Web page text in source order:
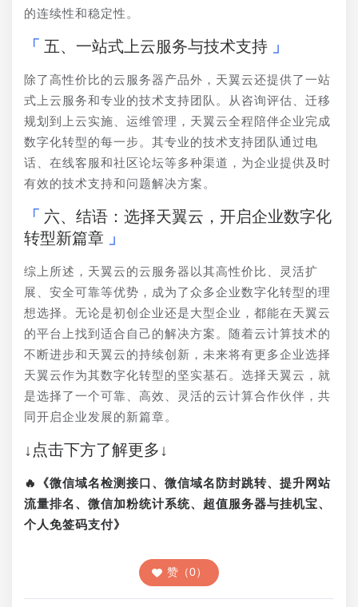
的连续性和稳定性。
五、一站式上云服务与技术支持
除了高性价比的云服务器产品外，天翼云还提供了一站
式上云服务和专业的技术支持团队。从咨询评估、迁移
规划到上云实施、运维管理，天翼云全程陪伴企业完成
数字化转型的每一步。其专业的技术支持团队通过电
话、在线客服和社区论坛等多种渠道，为企业提供及时
有效的技术支持和问题解决方案。
六、结语：选择天翼云，开启企业数字化
转型新篇章
综上所述，天翼云的云服务器以其高性价比、灵活扩
展、安全可靠等优势，成为了众多企业数字化转型的理
想选择。无论是初创企业还是大型企业，都能在天翼云
的平台上找到适合自己的解决方案。随着云计算技术的
不断进步和天翼云的持续创新，未来将有更多企业选择
天翼云作为其数字化转型的坚实基石。选择天翼云，就
是选择了一个可靠、高效、灵活的云计算合作伙伴，共
同开启企业发展的新篇章。
↓点击下方了解更多↓
🔥《微信域名检测接口、微信域名防封跳转、提升网站
流量排名、微信加粉统计系统、超值服务器与挂机宝、
个人免签码支付》
赞（0）